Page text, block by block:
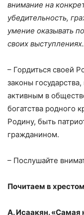
внимание на
убедительность,
умение оказывать
своих выступлениях.
– Гордиться своей
законы
активным в
богатства родного
Родину, быть
гражданином.
– Послушайте
Почитаем в
А. Исаакян.